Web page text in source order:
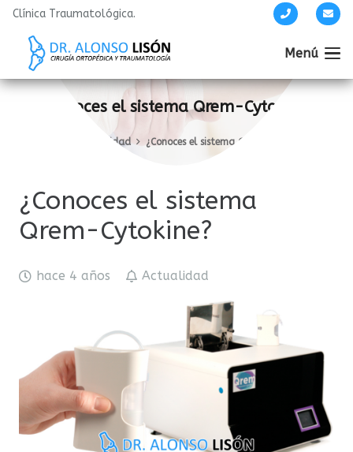
Clínica Traumatológica.
Menú
¿Conoces el sistema Qrem-Cytokine?
Actualidad ¿Conoces el sistema Qrem-Cytokine?
¿Conoces el sistema
Qrem-Cytokine?
hace 4 años Actualidad